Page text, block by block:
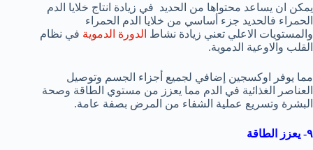
يمكن ان يساعد محتواها من الحديد في زيادة انتاج خلايا الدم
الحمراء فالحديد جزء أساسي من خلايا الدم الحمراء
والمستويات الاعلي تعني زيادة نشاط الدورة الدموية في نظام
القلب والاوعية الدموية.
مما يوفر اوكسجين إضافي لجميع أجزاء الجسم وتوصيل
العناصر الغذائية في الدم مما يعزز من مستوي الطاقة وصحة
البشرة وتسريع عملية الشفاء من المرض بصفة عامة.
٩- يعزز الطاقة